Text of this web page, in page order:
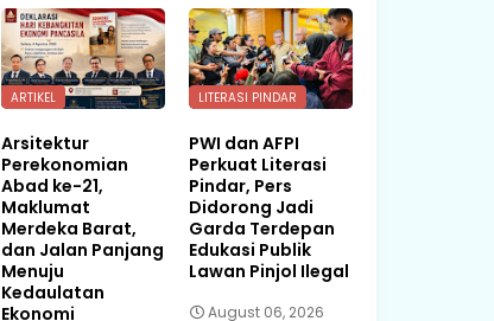
ARTIKEL
Arsitektur
Perekonomian
Abad ke-21,
Maklumat
Merdeka Barat,
dan Jalan Panjang
Menuju
Kedaulatan
Ekonomi
LITERASI PINDAR
PWI dan AFPI
Perkuat Literasi
Pindar, Pers
Didorong Jadi
Garda Terdepan
Edukasi Publik
Lawan Pinjol Ilegal
August 06, 2026